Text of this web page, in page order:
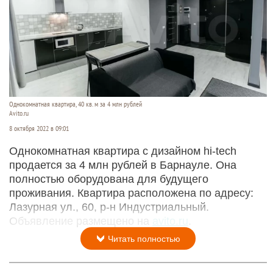
Однокомнатная квартира, 40 кв. м за 4 млн рублей
Avito.ru
8 октября 2022 в 09:01
Однокомнатная квартира с дизайном hi-tech
продается за 4 млн рублей в Барнауле. Она
полностью оборудована для будущего
проживания. Квартира расположена по адресу:
Лазурная ул., 60, р-н Индустриальный.
Объявление размещено на
avito.ru
Читать полностью